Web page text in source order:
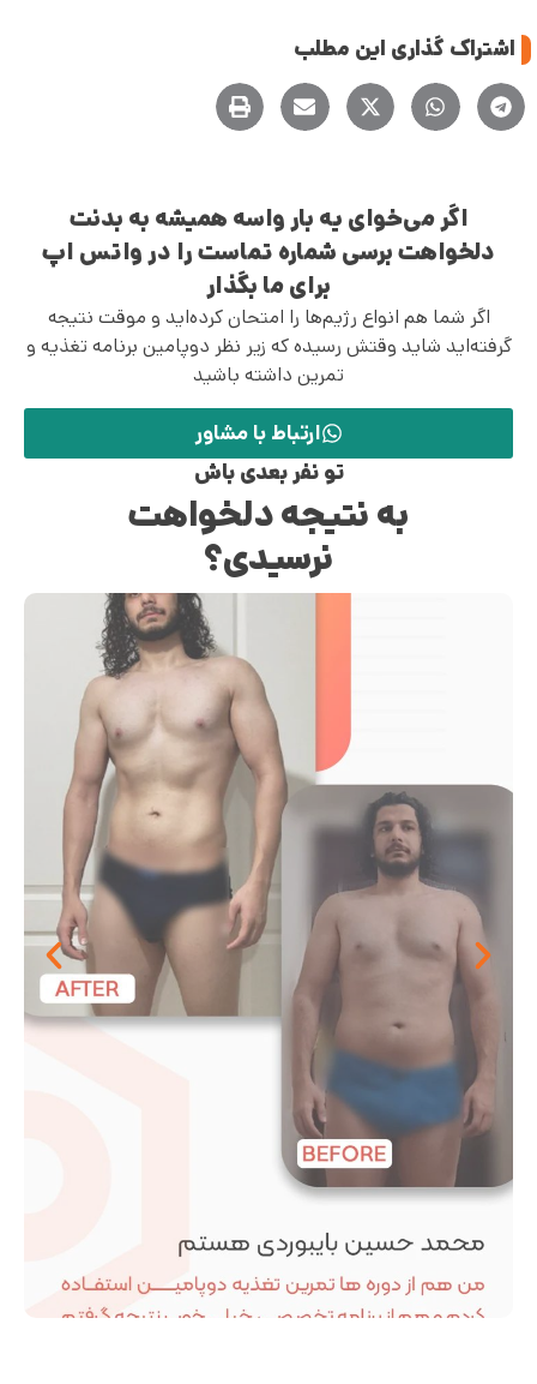
اشتراک گذاری این مطلب
اگر می‌خوای یه بار واسه همیشه به بدنت
دلخواهت برسی شماره تماست را در واتس اپ
برای ما بگذار
اگر شما هم انواع رژیم‌ها را امتحان کرده‌اید و موقت نتیجه
گرفته‌اید شاید وقتش رسیده که زیر نظر دوپامین برنامه تغذیه و
تمرین داشته باشید
ارتباط با مشاور
تو نفر بعدی باش
به نتیجه دلخواهت
نرسیدی؟